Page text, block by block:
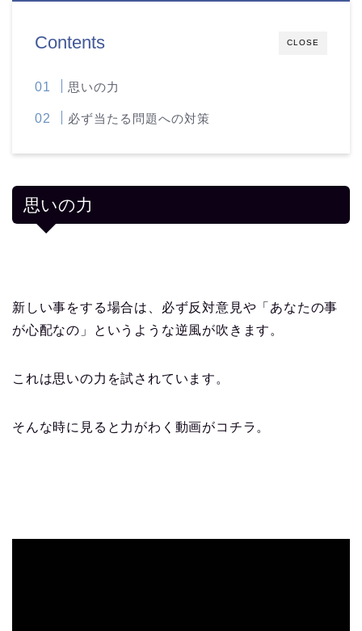
CLOSE
Contents
思いの力
必ず当たる問題への対策
思いの力
新しい事をする場合は、必ず反対意見や「あなたの事
が心配なの」というような逆風が吹きます。
これは思いの力を試されています。
そんな時に見ると力がわく動画がコチラ。